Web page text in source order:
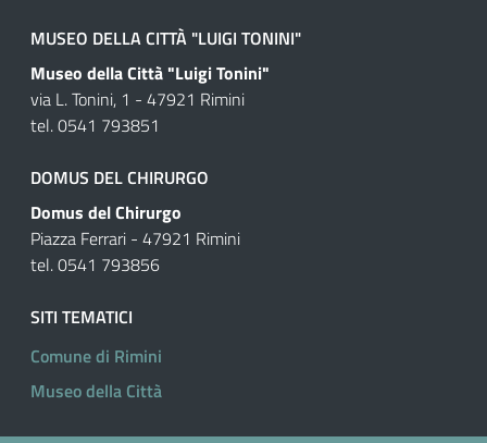
MUSEO DELLA CITTÀ "LUIGI TONINI"
Museo della Città "Luigi Tonini"
via L. Tonini, 1 - 47921 Rimini
tel. 0541 793851
DOMUS DEL CHIRURGO
Domus del Chirurgo
Piazza Ferrari - 47921 Rimini
tel. 0541 793856
SITI TEMATICI
Comune di Rimini
Museo della Città